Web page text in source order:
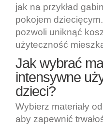
jak na przykład
pokojem
pozwoli uniknąć
użyteczność
Jak wybrać
intensywne
dzieci?
Wybierz materiały
aby zapewnić